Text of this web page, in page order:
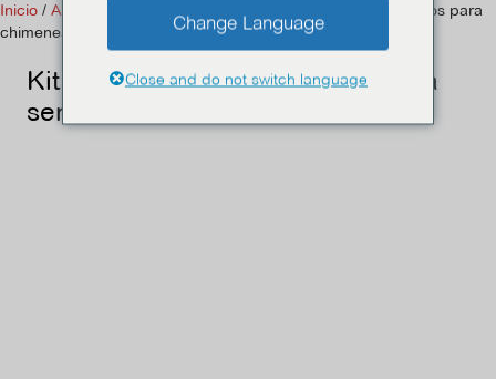
Inicio / Accesorios para chimeneas de leña
/ Kit de accesorios para
chimenea sencillo
Kit de accesorios para chimenea
sencillo
Change Language
Close and do not switch language